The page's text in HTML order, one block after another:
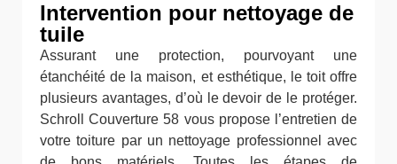
Intervention pour nettoyage de
tuile
Assurant une protection, pourvoyant une
étanchéité de la maison, et esthétique, le toit offre
plusieurs avantages, d’où le devoir de le protéger.
Schroll Couverture 58 vous propose l’entretien de
votre toiture par un nettoyage professionnel avec